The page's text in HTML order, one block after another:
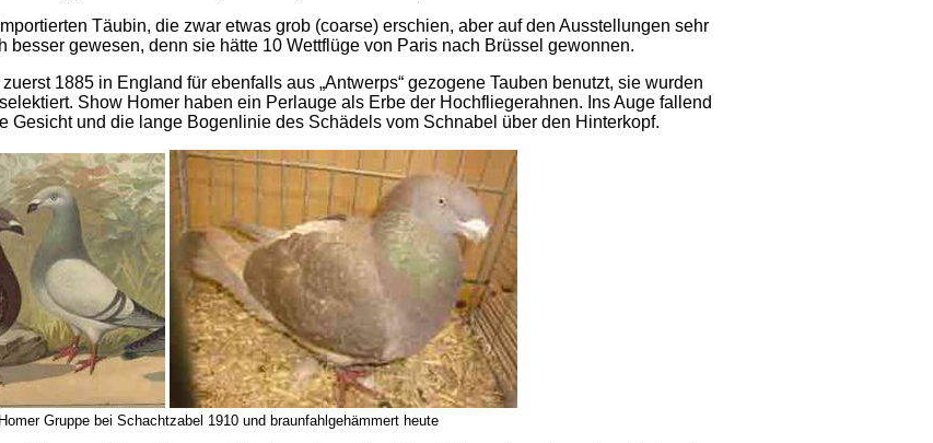
Täubin, die zwar etwas grob (coarse) erschien, aber auf den Ausstellungen sehr
besser gewesen, denn sie hätte 10 Wettflüge von Paris nach Brüssel gewonnen.
1885 in England für ebenfalls aus „Antwerps“ gezogene Tauben benutzt, sie wurden
Show Homer haben ein Perlauge als Erbe der Hochfliegerahnen. Ins Auge fallend
Gesicht und die lange Bogenlinie des Schädels vom Schnabel über den Hinterkopf.
Gruppe bei Schachtzabel 1910 und braunfahlgehämmert heute